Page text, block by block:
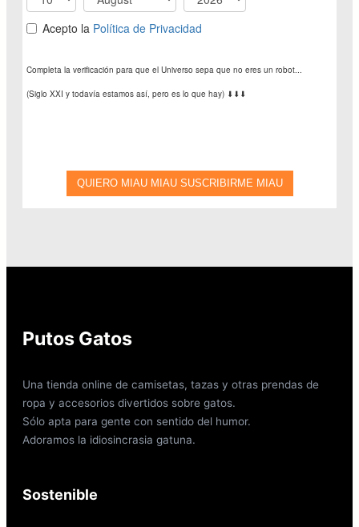
Putos Gatos
Una tienda online de camisetas, tazas y otras prendas de
ropa y accesorios divertidos sobre gatos.
Sólo apta para gente con sentido del humor.
Adoramos la idiosincrasia gatuna.
Sostenible